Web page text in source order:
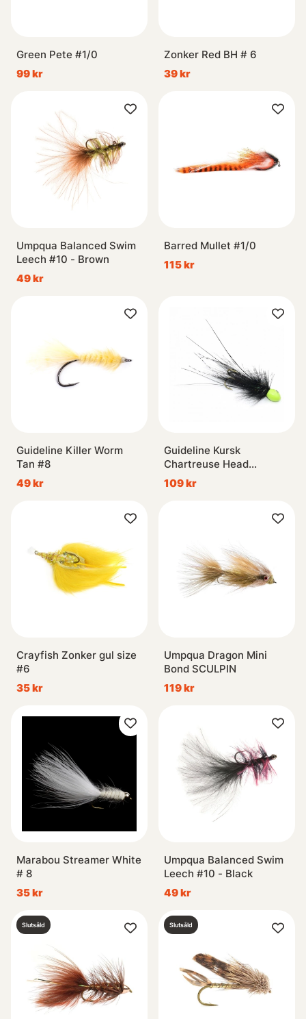
Green Pete #1/0
99 kr
Zonker Red BH # 6
39 kr
Umpqua Balanced Swim
Leech #10 - Brown
49 kr
Barred Mullet #1/0
115 kr
Guideline Killer Worm
Tan #8
49 kr
Guideline Kursk
Chartreuse Head
Medium
109 kr
Crayfish Zonker gul size
#6
35 kr
Umpqua Dragon Mini
Bond SCULPIN
119 kr
Marabou Streamer White
# 8
35 kr
Umpqua Balanced Swim
Leech #10 - Black
49 kr
Slutsåld Slutsåld